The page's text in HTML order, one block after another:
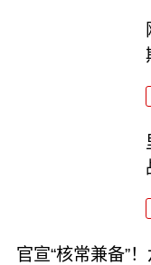
官宣“核常兼备”